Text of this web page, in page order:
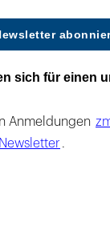
sich für einen
Anmeldungen
.